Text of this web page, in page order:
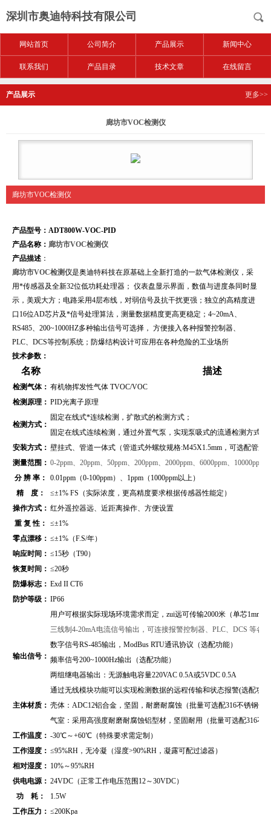
深圳市奥迪特科技有限公司
网站首页 公司简介 产品展示 新闻中心
联系我们 产品目录 技术文章 在线留言
产品展示 更多>>
廊坊市VOC检测仪
廊坊市VOC检测仪
产品型号：ADT800W-VOC-PID
产品名称： 廊坊市VOC检测仪
产品描述 ：
廊坊市VOC检测仪是奥迪特科技在原基础上全新打造的一款气体检测仪，采
用*传感器及全新32位低功耗处理器； 仪表盘显示界面，数值与进度条同时显
示，美观大方；电路采用4层布线，对弱信号及抗干扰更强；独立的高精度进
口16位AD芯片及*信号处理算法，测量数据精度更高更稳定；4~20mA、
RS485、200~1000HZ多种输出信号可选择， 方便接入各种报警控制器、
PLC、DCS等控制系统；防爆结构设计可应用在各种危险的工业场所
技术参数：
名称 描述
检测气体： 有机物挥发性气体 TVOC/VOC
检测原理： PID光离子原理
检测方式：
固定在线式*连续检测，扩散式的检测方式；
固定在线式连续检测，通过外置气泵，实现泵吸式的流通检测方式（
安装方式： 壁挂式、管道一体式（管道式外螺纹规格:M45X1.5mm，可选配管道
测量范围： 0-2ppm、20ppm、50ppm、200ppm、2000ppm、6000ppm、10000ppm
分 辨 率：
0.01ppm（0-100ppm）、1ppm（1000ppm以上）
精 度：
≤±1% FS（实际浓度，更高精度要求根据传感器性能定）
操作方式： 红外遥控器远、近距离操作、方便设置
重 复 性：
≤±1%
零点漂移： ≤±1%（F.S/年）
响应时间： ≤15秒（T90）
恢复时间： ≤20秒
防爆标志： Exd II CT6
防护等级： IP66
输出信号：
用户可根据实际现场环境需求而定，zui远可传输2000米（单芯1mm2
三线制4-20mA电流信号输出，可连接报警控制器、PLC、DCS 等各
数字信号RS-485输出， ModBus RTU通讯协议 （选配功能）
频率信号200~1000Hz输出（选配功能）
两组继电器输出：无源触电容量220VAC 0.5A或5VDC 0.5A
通过无线模块功能可以实现检测数据的远程传输和状态报警(选配功
主体材质： 壳体：ADC12铝合金，坚固，耐磨耐腐蚀（批量可选配316不锈钢壳
气室：采用高强度耐磨耐腐蚀铝型材，坚固耐用（批量可选配316不
工作温度： -30℃～+60℃（特殊要求需定制）
工作湿度： ≤95%RH，无冷凝（湿度>90%RH，凝露可配过滤器）
相对湿度： 10%～95%RH
供电电源： 24VDC（正常工作电压范围12～30VDC）
功 耗：
1.5W
工作压力： ≤200Kpa